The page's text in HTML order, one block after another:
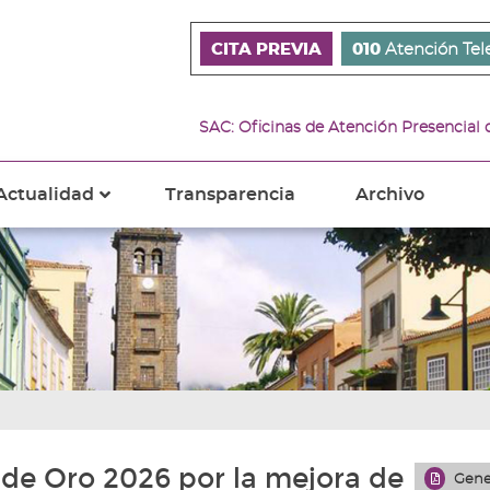
CITA PREVIA 010 Atención
SAC: Oficinas de Atención
Transparencia Archivo
Oro 2026 por la mejora de